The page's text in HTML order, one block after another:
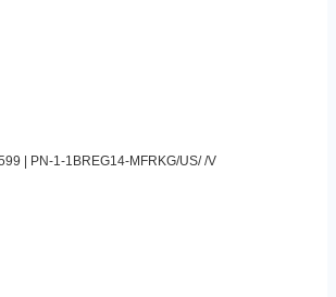
| PN-1-1BREG14-MFRKG/US/ /V